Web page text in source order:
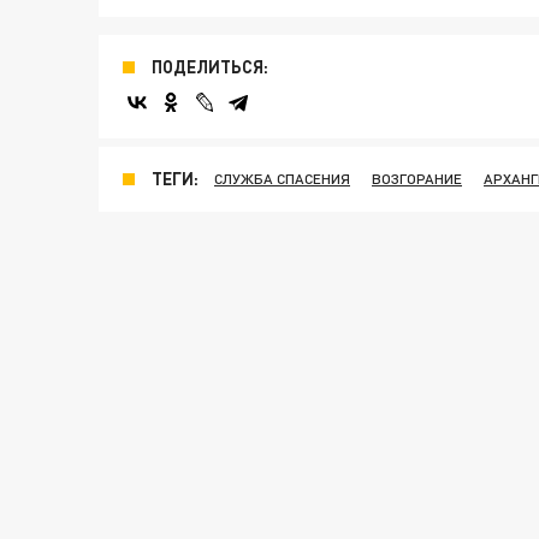
ПОДЕЛИТЬСЯ:
ТЕГИ: СЛУЖБА СПАСЕНИЯ ВОЗГОРАНИЕ